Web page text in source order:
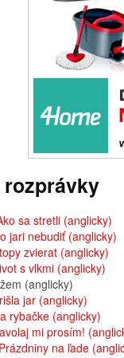
sa stretli (anglicky)
jari nebudiť (anglicky)
zvierat (anglicky)
s vlkmi (anglicky)
(anglicky)
jar (anglicky)
rybačke (anglicky)
mi prosím!
na ľade